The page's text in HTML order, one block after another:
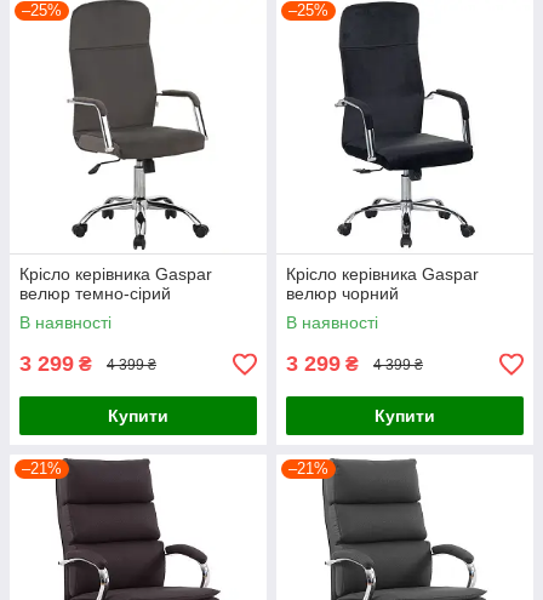
–25%
Крісло керівника Gaspar
велюр темно-сірий
В наявності
3 299 ₴ 4 399 ₴
Купити
–25%
Крісло керівника Gaspar
велюр чорний
В наявності
3 299 ₴ 4 399 ₴
Купити
–21% –21%